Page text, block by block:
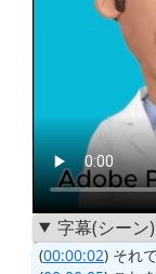
字幕(シーン
(00:00:02) それ